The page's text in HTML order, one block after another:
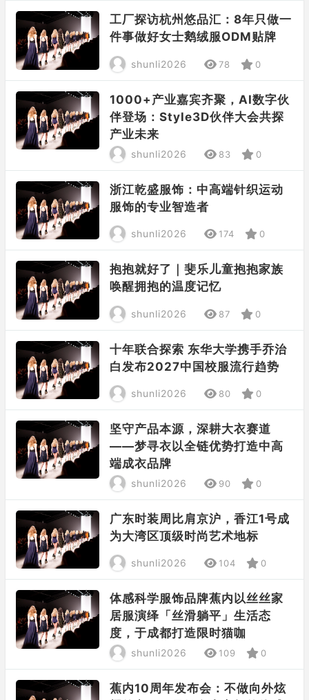
工厂探访杭州悠品汇：8年只做一
件事做好女士鹅绒服ODM贴牌
shunli2026 78 0
1000+产业嘉宾齐聚，AI数字伙
伴登场：Style3D伙伴大会共探
产业未来
shunli2026 83 0
浙江乾盛服饰：中高端针织运动
服饰的专业智造者
shunli2026 174 0
抱抱就好了｜斐乐儿童抱抱家族
唤醒拥抱的温度记忆
shunli2026 87 0
十年联合探索 东华大学携手乔治
白发布2027中国校服流行趋势
shunli2026 80 0
坚守产品本源，深耕大衣赛道
——梦寻衣以全链优势打造中高
端成衣品牌
shunli2026 90 0
广东时装周比肩京沪，香江1号成
为大湾区顶级时尚艺术地标
shunli2026 104 0
体感科学服饰品牌蕉内以丝丝家
居服演绎「丝滑躺平」生活态
度，于成都打造限时猫咖
shunli2026 109 0
蕉内10周年发布会：不做向外炫